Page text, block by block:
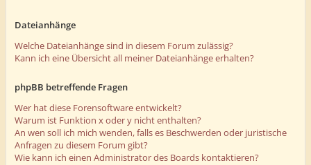
Dateianhänge
Welche Dateianhänge sind in diesem Forum zulässig?
Kann ich eine Übersicht all meiner Dateianhänge erhalten?
phpBB betreffende Fragen
Wer hat diese Forensoftware entwickelt?
Warum ist Funktion x oder y nicht enthalten?
An wen soll ich mich wenden, falls es Beschwerden oder juristische
Anfragen zu diesem Forum gibt?
Wie kann ich einen Administrator des Boards kontaktieren?